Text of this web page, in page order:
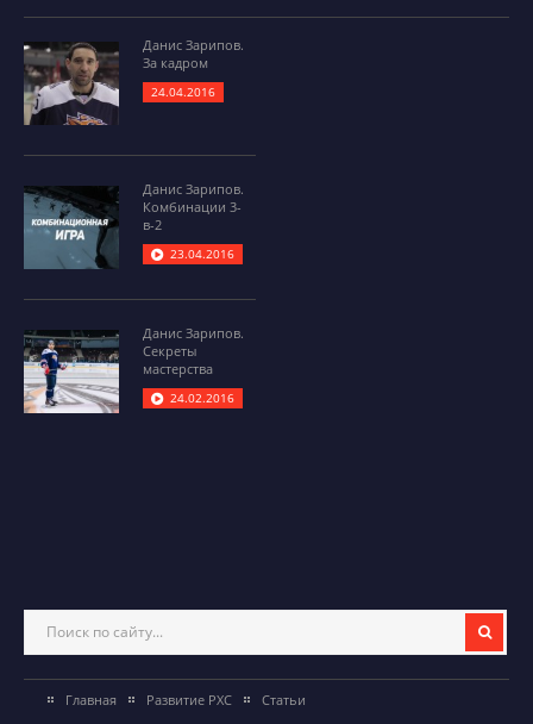
Данис Зарипов.
За кадром
24.04.2016
Данис Зарипов.
Комбинации 3-
в-2
23.04.2016
Данис Зарипов.
Секреты
мастерства
24.02.2016
Главная Развитие РХС Статьи